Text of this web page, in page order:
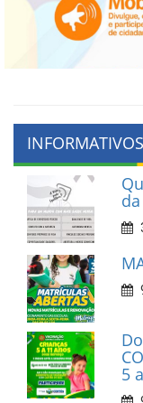
INFORMATIVOS
5